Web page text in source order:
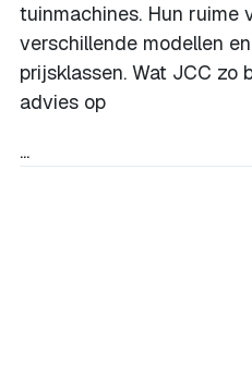
tuinmachines. Hun ruime
verschillende modellen
prijsklassen. Wat JCC zo
advies op
...